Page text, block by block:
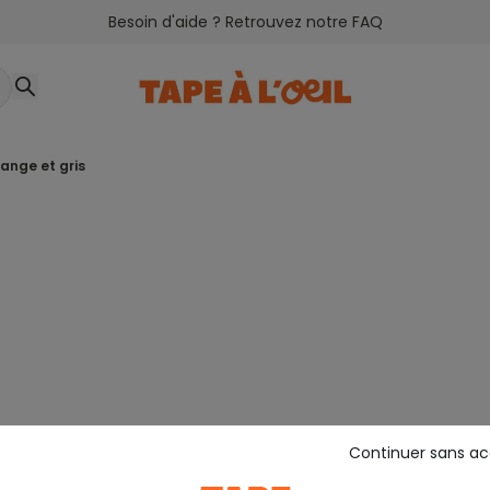
Besoin d'aide ? Retrouvez notre FAQ
et gris
Continuer sans